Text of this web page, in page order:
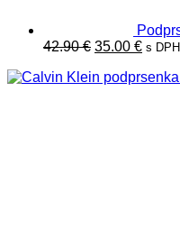
42.90€ Pôvodná
bola:
35.00 €
je:
s DPH